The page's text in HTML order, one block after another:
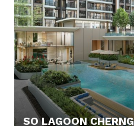
SO LAGOON